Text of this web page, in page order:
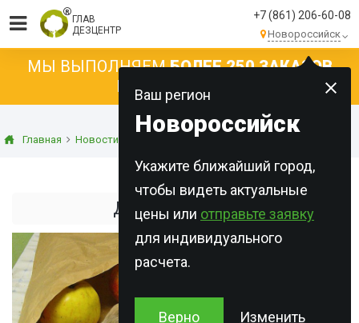
ГЛАВ
ДЕЗЦЕНТР
+7 (861) 206-60-08
Новороссийск
Ваш регион
Новороссийск
Укажите ближайший город,
чтобы видеть актуальные
цены или отправьте заявку
для индивидуального
расчета.
Верно Изменить
МЫ ВЫПОЛНЯЕМБОЛЕЕ 250 ЗАКАЗОВ
КАЖДЫЙ ДЕНЬ!
Главная Новости Статьи о дератизации
Домовая мышь